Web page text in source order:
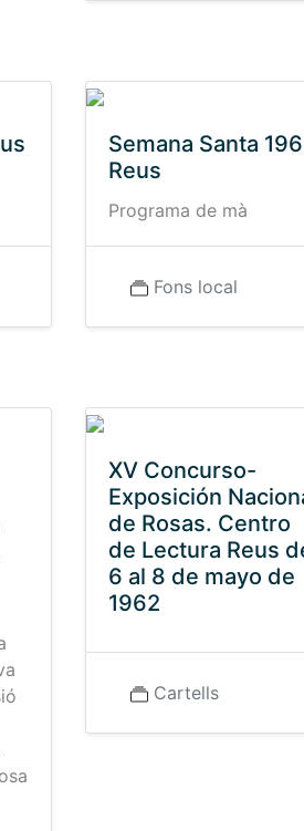
Semana Santa
Reus
Programa de mà
Fons local
XV Concurso-
Exposición
de Rosas. Centro
de Lectura Reus
6 al 8 de mayo de
1962
Cartells